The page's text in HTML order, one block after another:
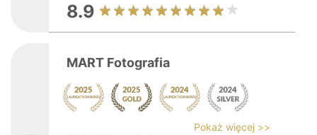
8.9
MART Fotografia
Pokaż więcej >>